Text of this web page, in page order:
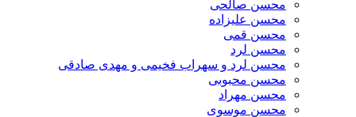
محسن صالحی
محسن علیزاده
محسن قمی
محسن لرد
محسن لرد و سهراب فخیمی و مهدی صادقی
محسن محبوبی
محسن مهراد
محسن موسوی